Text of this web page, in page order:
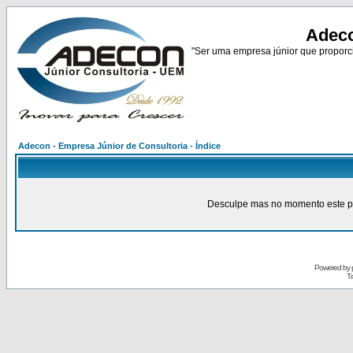
"Ser uma empresa júnior que
Adecon - Empresa Júnior de Consultoria - Índice
Desculpe mas no momento este
Powered by